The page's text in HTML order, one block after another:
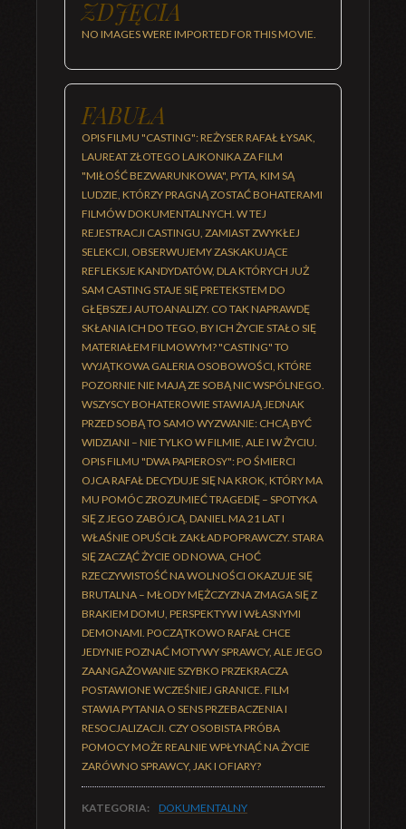
ZDJĘCIA
NO IMAGES WERE IMPORTED FOR THIS MOVIE.
FABUŁA
OPIS FILMU "CASTING": REŻYSER RAFAŁ ŁYSAK,
LAUREAT ZŁOTEGO LAJKONIKA ZA FILM
"MIŁOŚĆ BEZWARUNKOWA", PYTA, KIM SĄ
LUDZIE, KTÓRZY PRAGNĄ ZOSTAĆ BOHATERAMI
FILMÓW DOKUMENTALNYCH. W TEJ
REJESTRACJI CASTINGU, ZAMIAST ZWYKŁEJ
SELEKCJI, OBSERWUJEMY ZASKAKUJĄCE
REFLEKSJE KANDYDATÓW, DLA KTÓRYCH JUŻ
SAM CASTING STAJE SIĘ PRETEKSTEM DO
GŁĘBSZEJ AUTOANALIZY. CO TAK NAPRAWDĘ
SKŁANIA ICH DO TEGO, BY ICH ŻYCIE STAŁO SIĘ
MATERIAŁEM FILMOWYM? "CASTING" TO
WYJĄTKOWA GALERIA OSOBOWOŚCI, KTÓRE
POZORNIE NIE MAJĄ ZE SOBĄ NIC WSPÓLNEGO.
WSZYSCY BOHATEROWIE STAWIAJĄ JEDNAK
PRZED SOBĄ TO SAMO WYZWANIE: CHCĄ BYĆ
WIDZIANI – NIE TYLKO W FILMIE, ALE I W ŻYCIU.
OPIS FILMU "DWA PAPIEROSY": PO ŚMIERCI
OJCA RAFAŁ DECYDUJE SIĘ NA KROK, KTÓRY MA
MU POMÓC ZROZUMIEĆ TRAGEDIĘ – SPOTYKA
SIĘ Z JEGO ZABÓJCĄ. DANIEL MA 21 LAT I
WŁAŚNIE OPUŚCIŁ ZAKŁAD POPRAWCZY. STARA
SIĘ ZACZĄĆ ŻYCIE OD NOWA, CHOĆ
RZECZYWISTOŚĆ NA WOLNOŚCI OKAZUJE SIĘ
BRUTALNA – MŁODY MĘŻCZYZNA ZMAGA SIĘ Z
BRAKIEM DOMU, PERSPEKTYW I WŁASNYMI
DEMONAMI. POCZĄTKOWO RAFAŁ CHCE
JEDYNIE POZNAĆ MOTYWY SPRAWCY, ALE JEGO
ZAANGAŻOWANIE SZYBKO PRZEKRACZA
POSTAWIONE WCZEŚNIEJ GRANICE. FILM
STAWIA PYTANIA O SENS PRZEBACZENIA I
RESOCJALIZACJI. CZY OSOBISTA PRÓBA
POMOCY MOŻE REALNIE WPŁYNĄĆ NA ŻYCIE
ZARÓWNO SPRAWCY, JAK I OFIARY?
KATEGORIA: DOKUMENTALNY